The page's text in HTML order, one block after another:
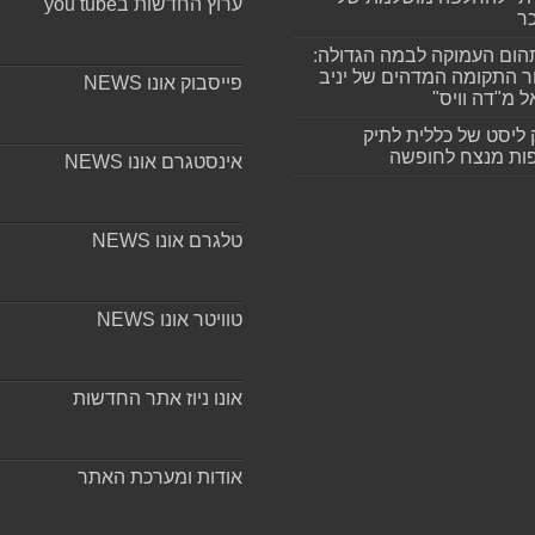
העמוקה לבמה הגדולה:
התקומה המדהים של יניב
מ"דה וויס"
ליסט של כללית לתיק
מנצח לחופשה
פייסבוק אונו NEWS
אינסטגרם אונו NEWS
טלגרם אונו NEWS
טוויטר אונו NEWS
אונו ניוז אתר החדשות
אודות ומערכת האתר